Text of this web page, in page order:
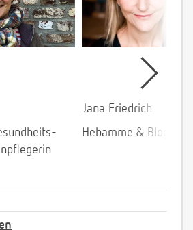
Jana Friedrich
Hebamme &